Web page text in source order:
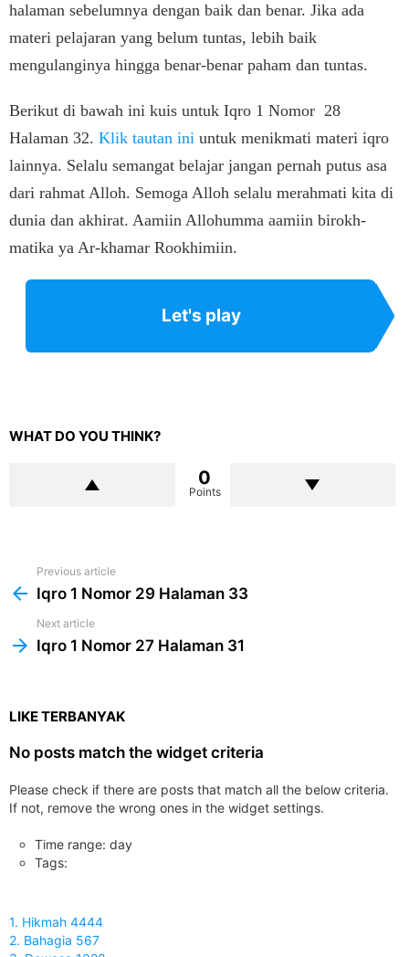
halaman sebelumnya dengan baik dan benar. Jika ada
materi pelajaran yang belum tuntas, lebih baik
mengulanginya hingga benar-benar paham dan tuntas.
Berikut di bawah ini kuis untuk Iqro 1 Nomor 28
Halaman 32. Klik tautan ini untuk menikmati materi iqro
lainnya. Selalu semangat belajar jangan pernah putus asa
dari rahmat Alloh. Semoga Alloh selalu merahmati kita di
dunia dan akhirat. Aamiin Allohumma aamiin birokh-
matika ya Ar-khamar Rookhimiin.
Let's play
WHAT DO YOU THINK?
0
Points
more
Previous article
Iqro 1 Nomor 29 Halaman 33
Next article
Iqro 1 Nomor 27 Halaman 31
LIKE TERBANYAK
No posts match the widget criteria
Please check if there are posts that match all the below criteria.
If not, remove the wrong ones in the widget settings.
Time range: day
Tags:
1. Hikmah 4444
2. Bahagia 567